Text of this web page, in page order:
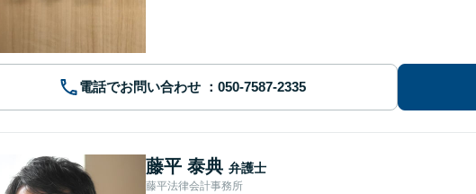
電話でお問い合わせ
藤平 泰典 弁護士
藤平法律会計事務所